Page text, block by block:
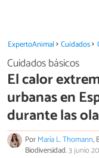
ExpertoAnimal Cuidados
Cuidados básicos
El calor
urbanas en
durante las
PorMaría L. Thomann,
Biodiversidad.3 junio